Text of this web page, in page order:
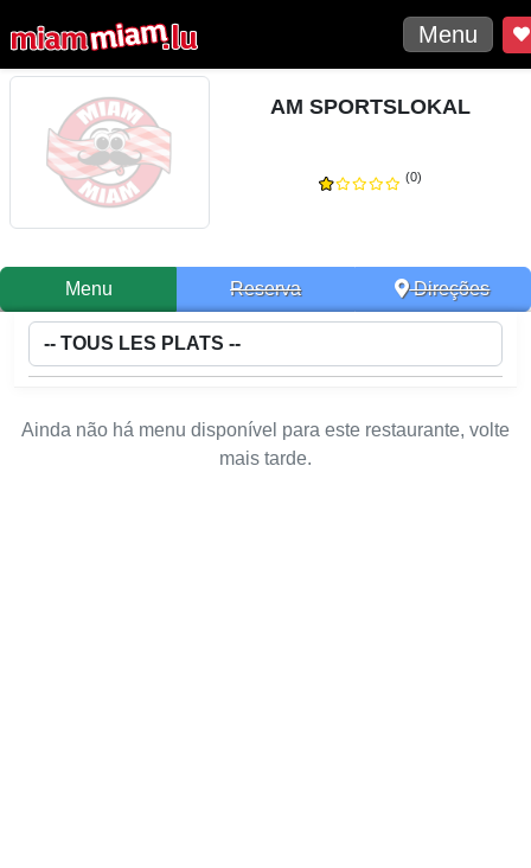
Menu
AM SPORTSLOKAL
(0)
Menu Reserva Direções
Ainda não há menu disponível para este restaurante, volte
mais tarde.